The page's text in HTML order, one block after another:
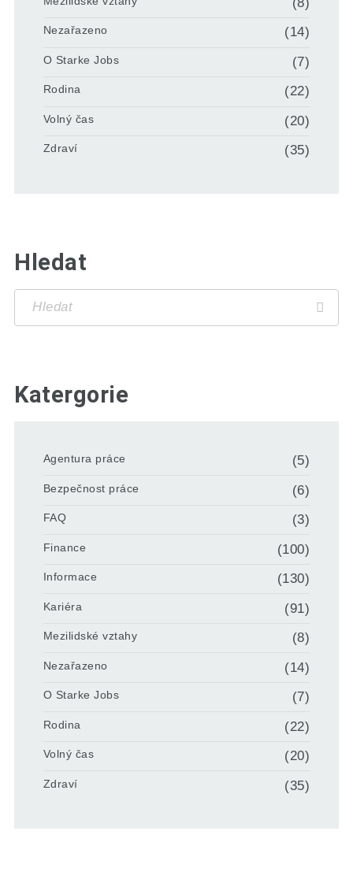
Nezařazeno (14)
O Starke Jobs (7)
Rodina (22)
Volný čas (20)
Zdraví (35)
Hledat
Katergorie
Agentura práce (5)
Bezpečnost práce (6)
FAQ (3)
Finance (100)
Informace (130)
Kariéra (91)
Mezilidské vztahy (8)
Nezařazeno (14)
O Starke Jobs (7)
Rodina (22)
Volný čas (20)
Zdraví (35)